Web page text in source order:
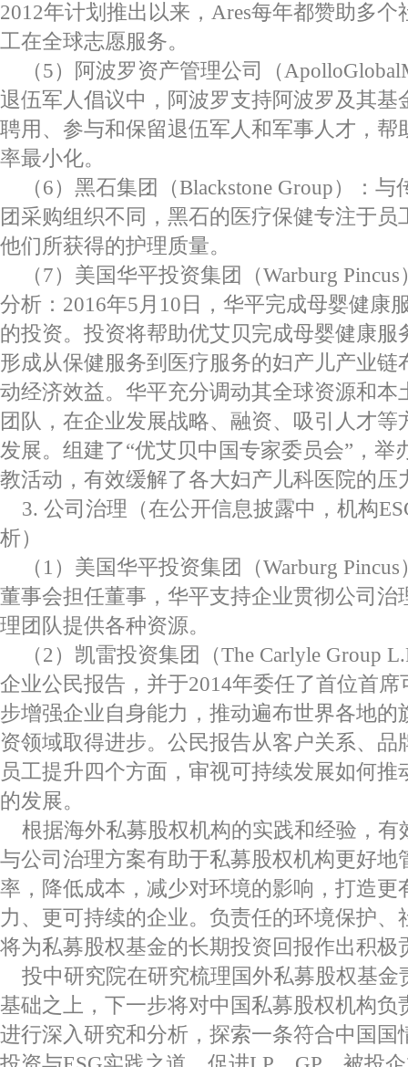
2012年计划推出以来，Ares每年都赞助多
工在全球志愿服务。
（5）阿波罗资产管理公司（
退伍军人倡议中，阿波罗支持阿波罗及其基
聘用、参与和保留退伍军人和军事人才，帮
率最小化。
（6）黑石集团（Blackstone Group）：
团采购组织不同，黑石的医疗保健专注于员
他们所获得的护理质量。
（7）美国华平投资集团（Warburg
分析：2016年5月10日，华平完成母婴健康
的投资。投资将帮助优艾贝完成母婴健康服
形成从保健服务到医疗服务的妇产儿产业链
动经济效益。华平充分调动其全球资源和本
团队，在企业发展战略、融资、吸引人才等
发展。组建了“优艾贝中国专家委员会”，举
教活动，有效缓解了各大妇产儿科医院的压
3. 公司治理（在公开信息披露中，机构
析）
（1）美国华平投资集团（Warburg
董事会担任董事，华平支持企业贯彻公司治
理团队提供各种资源。
（2）凯雷投资集团（The Carlyle Group
企业公民报告，并于2014年委任了首位首
步增强企业自身能力，推动遍布世界各地的
资领域取得进步。公民报告从客户关系、品
员工提升四个方面，审视可持续发展如何推
的发展。
根据海外私募股权机构的实践和经验，有
与公司治理方案有助于私募股权机构更好地
率，降低成本，减少对环境的影响，打造更
力、更可持续的企业。负责任的环境保护、
将为私募股权基金的长期投资回报作出积极
投中研究院在研究梳理国外私募股权基金
基础之上，下一步将对中国私募股权机构负
进行深入研究和分析，探索一条符合中国国